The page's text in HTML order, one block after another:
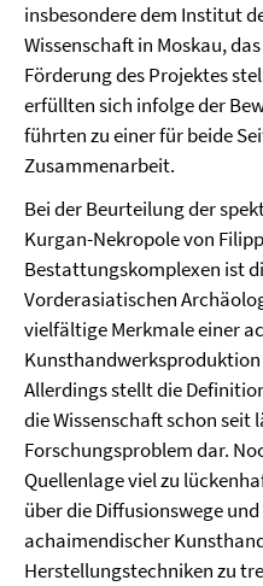
insbesondere dem Institut
Wissenschaft in Moskau,
Förderung des Projektes
erfüllten sich infolge der
führten zu einer für beide
Zusammenarbeit.
Bei der Beurteilung der
Kurgan-Nekropole von
Bestattungskomplexen ist
Vorderasiatischen
vielfältige Merkmale einer
Allerdings stellt die
die Wissenschaft schon seit
Forschungsproblem dar.
Quellenlage viel zu
über die Diffusionswege
achaimendischer
Herstellungstechniken zu